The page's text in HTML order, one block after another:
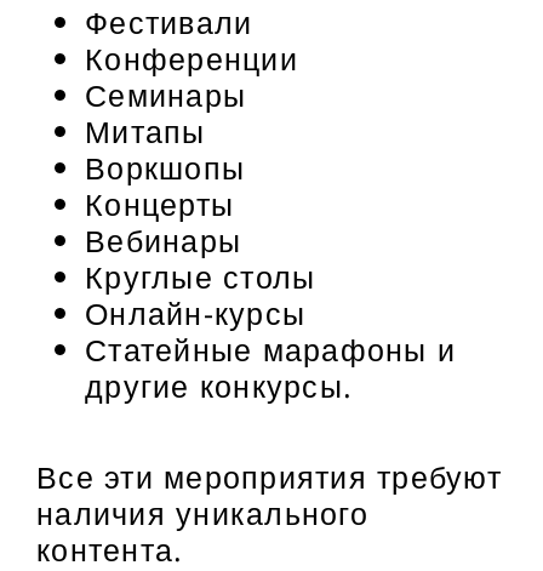
Фестивали
Конференции
Семинары
Митапы
Воркшопы
Концерты
Вебинары
Круглые столы
Онлайн-курсы
Статейные марафоны и
другие конкурсы.
Все эти мероприятия требуют
наличия уникального
контента.